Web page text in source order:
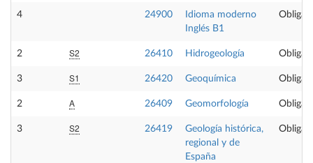
4 24900
Idioma moderno
Inglés B1
2 S2 26410 Hidrogeología
3 S1 26420 Geoquímica
2 A 26409 Geomorfología
3 S2 26419
Geología histórica,
regional y de
España